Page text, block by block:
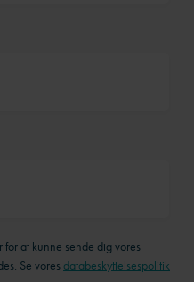
at kunne sende dig vores
Se vores databeskyttelsespolitik